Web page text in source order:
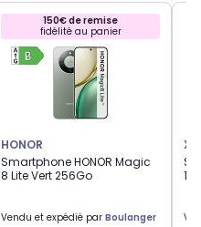
150€ de remise
fidélité au panier
HONOR
Smartphone HONOR Magic
8 Lite Vert 256Go
Vendu et expédié par Boulanger
17